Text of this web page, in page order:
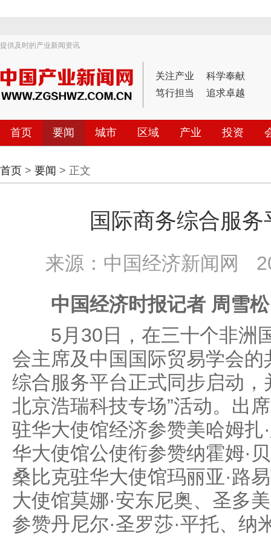
提供及时的产业新闻资讯
关注产业
科学奉献
笃行担当
追求卓越
首页 要闻 城市 区域 产业 投资
首页 > 要闻 > 正文
国际商务综合服
来源：中国经济新闻网
中国经济时报记者 周雪松
5月30日，在三十个非洲
会主席及中国国际贸易学会
综合服务平台正式同步启动
北京浩瑞科技专场”活动。出
驻华大使馆经济参赞美哈姆扎
华大使馆公使衔参赞纳霍姆·
桑比克驻华大使馆玛丽亚·路
大使馆莫娜·安东尼奥、圣多
参赞丹尼尔·圣罗莎·平托、纳